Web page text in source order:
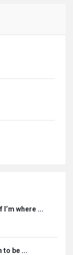
I’m where ...
to be ...